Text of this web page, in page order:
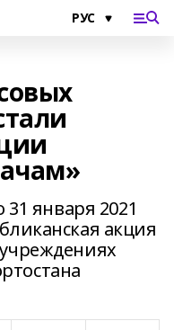
31 января 2021
акция